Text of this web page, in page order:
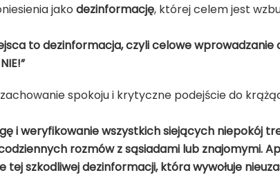
jako dezinformację, której celem jest
to dezinformacja, czyli celowe wprowadzanie
spokoju i krytyczne podejście do
i weryfikowanie wszystkich siejących niepokój
rozmów z sąsiadami lub znajomymi.
szkodliwej dezinformacji, która wywołuje